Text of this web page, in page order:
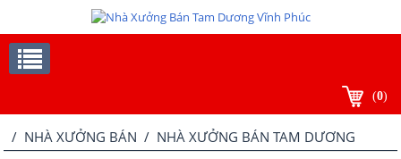
(0)
/ NHÀ XƯỞNG BÁN / NHÀ XƯỞNG BÁN TAM DƯƠNG